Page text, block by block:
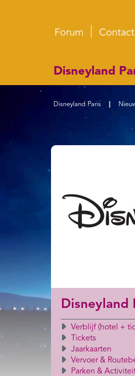
Forum Contact
Disneyland
Disneyland Paris
Disneyland
Verblijf (hotel +
Tickets
Jaarkaarten
Vervoer &
Parken &